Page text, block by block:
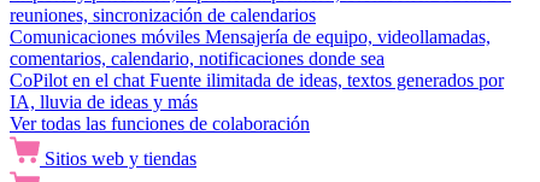
reuniones, sincronización de calendarios
Comunicaciones móviles Mensajería de equipo, videollamadas,
comentarios, calendario, notificaciones donde sea
CoPilot en el chat Fuente ilimitada de ideas, textos generados por
IA, lluvia de ideas y más
Ver todas las funciones de colaboración
Sitios web y tiendas